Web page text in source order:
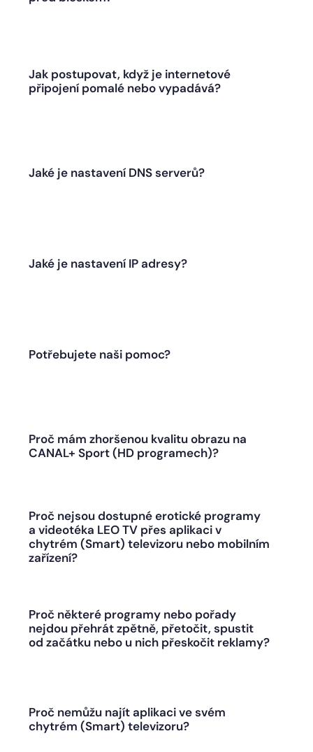
Jak postupovat, když je internetové
připojení pomalé nebo vypadává?
Jaké je nastavení DNS serverů?
Jaké je nastavení IP adresy?
Potřebujete naši pomoc?
Proč mám zhoršenou kvalitu obrazu na
CANAL+ Sport (HD programech)?
Proč nejsou dostupné erotické programy
a videotéka LEO TV přes aplikaci v
chytrém (Smart) televizoru nebo mobilním
zařízení?
Proč některé programy nebo pořady
nejdou přehrát zpětně, přetočit, spustit
od začátku nebo u nich přeskočit reklamy?
Proč nemůžu najít aplikaci ve svém
chytrém (Smart) televizoru?